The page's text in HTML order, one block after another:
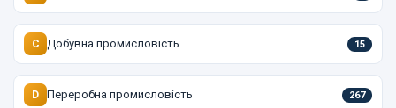
C Добувна промисловість 15
D Переробна промисловість 267